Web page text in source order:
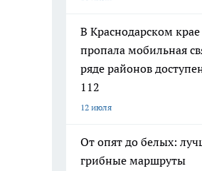
В Краснодарском крае
пропала мобильная
ряде районов
112
12 июля
От опят до белых:
грибные маршруты